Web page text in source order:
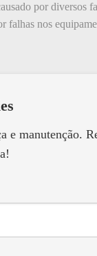
por diversos
falhas nos
e manutenção.